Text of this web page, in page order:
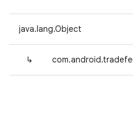
java.lang.Object
↳